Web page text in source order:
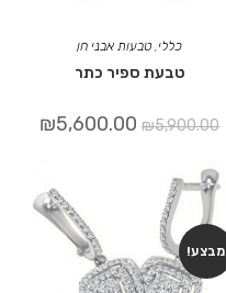
כללי ,טבעות אבני חן
טבעת ספיר כתר
₪5,900.00
₪5,600.00
מבצע!